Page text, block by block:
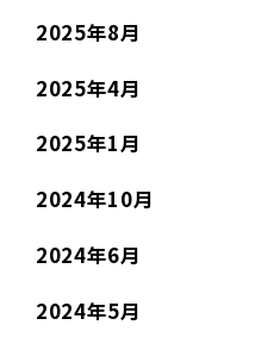
2025年8月
2025年4月
2025年1月
2024年10月
2024年6月
2024年5月